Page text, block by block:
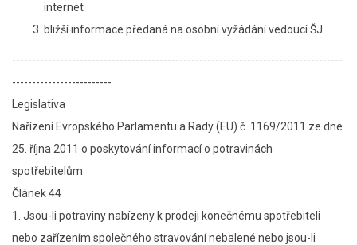
internet
bližší informace předaná na osobní vyžádání vedoucí ŠJ
-----------------------------------------------------------------------------------
-------------------------
Legislativa
Nařízení Evropského Parlamentu a Rady (EU) č. 1169/2011 ze dne
25. října 2011 o poskytování informací o potravinách
spotřebitelům
Článek 44
1. Jsou-li potraviny nabízeny k prodeji konečnému spotřebiteli
nebo zařízením společného stravování nebalené nebo jsou-li